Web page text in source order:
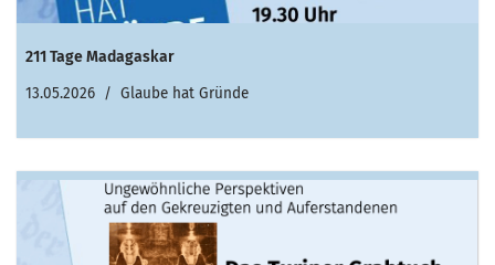
211 Tage Madagaskar
13.05.2026
Glaube hat Gründe